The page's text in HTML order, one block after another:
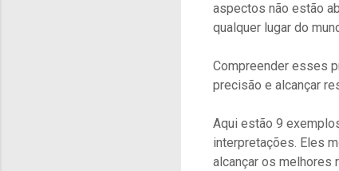
aspectos não estão
qualquer lugar do
Compreender esses
precisão e alcançar
Aqui estão 9
interpretações. Eles
alcançar os melhores